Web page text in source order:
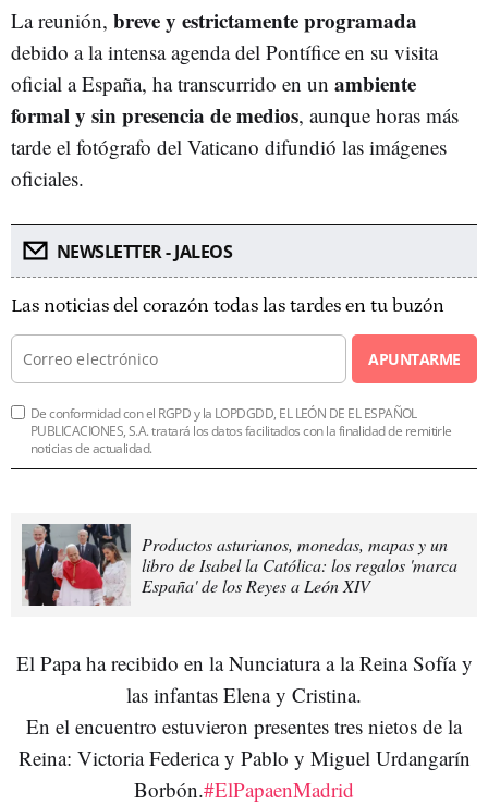
La reunión, breve y estrictamente programada
debido a la intensa agenda del Pontífice en su visita
oficial a España, ha transcurrido en un ambiente
formal y sin presencia de medios, aunque horas más
tarde el fotógrafo del Vaticano difundió las imágenes
oficiales.
NEWSLETTER - JALEOS
Las noticias del corazón todas las tardes en tu buzón
APUNTARME
De conformidad con el RGPD y la LOPDGDD, EL LEÓN DE EL ESPAÑOL
PUBLICACIONES, S.A. tratará los datos facilitados con la finalidad de remitirle
noticias de actualidad.
Productos asturianos, monedas, mapas y un
libro de Isabel la Católica: los regalos 'marca
España' de los Reyes a León XIV
El Papa ha recibido en la Nunciatura a la Reina Sofía y
las infantas Elena y Cristina.
En el encuentro estuvieron presentes tres nietos de la
Reina: Victoria Federica y Pablo y Miguel Urdangarín
Borbón.#ElPapaenMadrid